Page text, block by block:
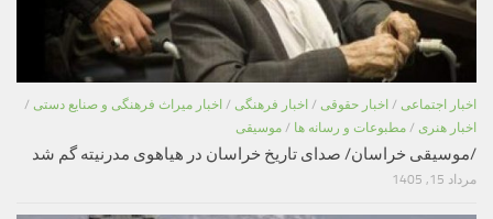
اخبار اجتماعی / اخبار حقوقی / اخبار فرهنگی / اخبار میراث فرهنگی و صنایع دستی /
اخبار هنری / مطبوعات و رسانه ها / موسیقی
/موسیقی خراسان/ صدای تاریخ خراسان در هیاهوی مدرنیته گم شد
مرداد 15, 1405